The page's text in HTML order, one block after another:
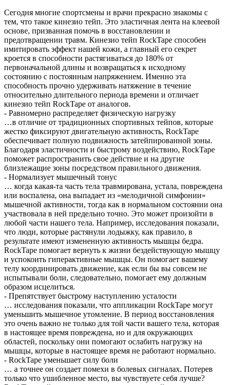
Сегодня многие спортсмены и врачи прекрасно знакомы с
тем, что такое кинезио тейп. Это эластичная лента на клеевой
основе, призванная помочь в восстановлении и
предотвращении травм. Кинезио тейп RockTape способен
имитировать эффект нашей кожи, а главный его секрет
кроется в способности растягиваться до 180% от
первоначальной длины и возвращаться к исходному
состоянию с постоянным напряжением. Именно эта
способность прочно удерживать натяжение в течение
относительно длительного периода времени и отличает
кинезио тейп RockTape от аналогов.
- Равномерно распределяет физическую нагрузку
…в отличие от традиционных спортивных тейпов, которые
жестко фиксируют двигательную активность, RockTape
обеспечивает полную подвижность затейпированной зоны.
Благодаря эластичности и быстрому воздействию, RockTape
поможет распространить свое действие и на другие
близлежащие зоны посредством правильного движения.
- Нормализует мышечный тонус
… когда какая-та часть тела травмирована, устала, повреждена
или воспалена, она выпадает из «мелодичной симфонии»
мышечной активности, тогда как в нормальном состоянии она
участвовала в ней предельно точно. Это может произойти в
любой части нашего тела. Например, исследования показали,
что люди, которые растянули лодыжку, как правило, в
результате имеют измененную активность мышцы бедра.
RockTape помогает вернуть к жизни бездействующую мышцу
и успокоить гиперактивные мышцы. Он помогает вашему
телу координировать движение, как если бы вы совсем не
испытывали боли, следовательно, помогает ему должным
образом исцелиться.
- Препятствует быстрому наступлению усталости
… исследования показали, что аппликации RockTape могут
уменьшить мышечное утомление. В период восстановления
это очень важно не только для той части вашего тела, которая
в настоящее время повреждена, но и для окружающих
областей, поскольку они помогают ослабить нагрузку на
мышцы, которые в настоящее время не работают нормально.
- RockTape уменьшает силу боли
… а точнее он создает помехи в болевых сигналах. Потерев
только что ушибленное место, вы чувствуете себя лучше?